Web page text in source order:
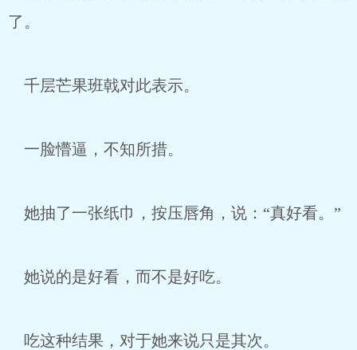
了。
千层芒果班戟对此表示。
一脸懵逼，不知所措。
她抽了一张纸巾，按压唇角，说：“真好看。”
她说的是好看，而不是好吃。
吃这种结果，对于她来说只是其次。